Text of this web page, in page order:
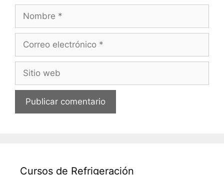
Nombre
Correo
Sitio
Cursos de Refrigeración